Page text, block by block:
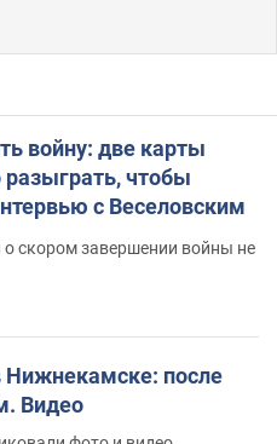
войну: две карты
чтобы
с Веселовским
о скором завершении войны не
после
Видео